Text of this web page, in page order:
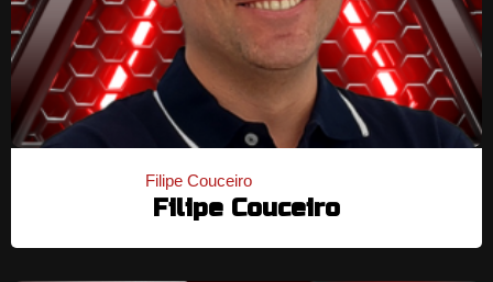
Filipe Couceiro
Filipe Couceiro